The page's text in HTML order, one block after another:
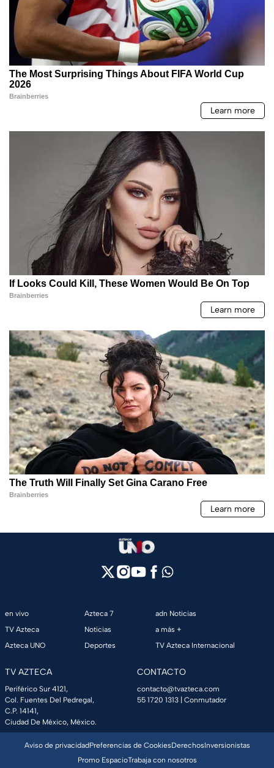
en vivo
TV Azteca
Azteca UNO
Azteca 7
Noticias
Deportes
adn Noticias
a más +
TV Azteca Internacional
TV AZTECA
Periférico Sur 4121,
Col. Fuentes Del Pedregal,
C.P. 14141,
Ciudad De México, México.
CONTACTO
contacto@tvazteca.com
55 1720 1313 | Conmutador
Aviso de privacidadPreferencias de CookiesDerechosInversionistas
Promo EspacioTrabaja con nosotros